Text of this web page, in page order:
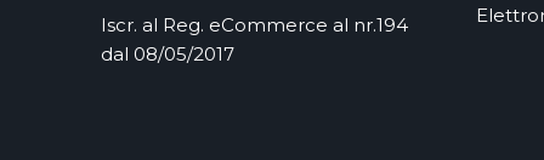
Iscr. al Reg. eCommerce al nr.194
dal 08/05/2017